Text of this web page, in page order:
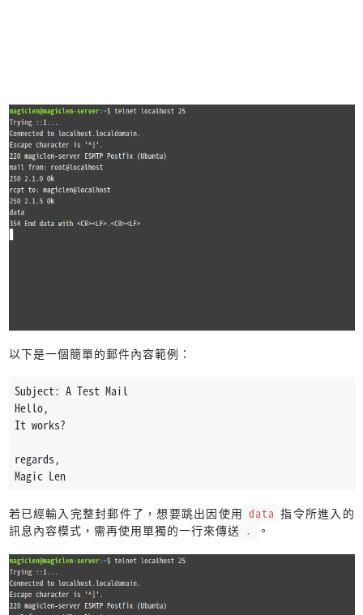
以下是一個簡單的郵件內容範例：
Subject: A Test Mail
Hello,
It works?
regards,
Magic Len
若已經輸入完整封郵件了，想要跳出因使用 data 指令所進入的
訊息內容模式，需再使用單獨的一行來傳送 . 。